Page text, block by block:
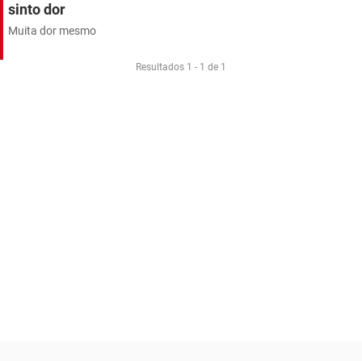
sinto dor
Muita dor mesmo
Resultados 1 - 1 de 1